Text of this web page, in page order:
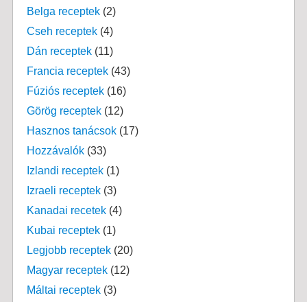
Belga receptek(2)
Cseh receptek(4)
Dán receptek(11)
Francia receptek(43)
Fúziós receptek(16)
Görög receptek(12)
Hasznos tanácsok(17)
Hozzávalók(33)
Izlandi receptek(1)
Izraeli receptek(3)
Kanadai recetek(4)
Kubai receptek(1)
Legjobb receptek(20)
Magyar receptek(12)
Máltai receptek(3)